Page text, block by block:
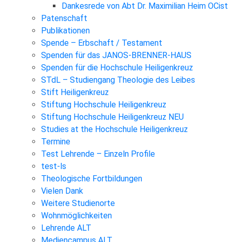
Dankesrede von Abt Dr. Maximilian Heim OCist
Patenschaft
Publikationen
Spende – Erbschaft / Testament
Spenden für das JANOS-BRENNER-HAUS
Spenden für die Hochschule Heiligenkreuz
STdL – Studiengang Theologie des Leibes
Stift Heiligenkreuz
Stiftung Hochschule Heiligenkreuz
Stiftung Hochschule Heiligenkreuz NEU
Studies at the Hochschule Heiligenkreuz
Termine
Test Lehrende – Einzeln Profile
test-ls
Theologische Fortbildungen
Vielen Dank
Weitere Studienorte
Wohnmöglichkeiten
Lehrende ALT